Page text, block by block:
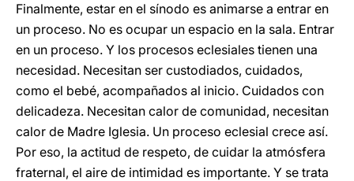
Finalmente, estar en el sínodo es animarse a entrar en
un proceso. No es ocupar un espacio en la sala. Entrar
en un proceso. Y los procesos eclesiales tienen una
necesidad. Necesitan ser custodiados, cuidados,
como el bebé, acompañados al inicio. Cuidados con
delicadeza. Necesitan calor de comunidad, necesitan
calor de Madre Iglesia. Un proceso eclesial crece así.
Por eso, la actitud de respeto, de cuidar la atmósfera
fraternal, el aire de intimidad es importante. Y se trata